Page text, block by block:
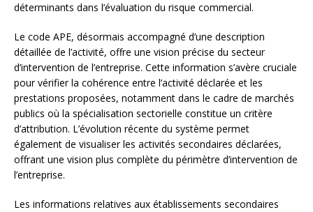
déterminants dans l’évaluation du risque commercial.
Le code APE, désormais accompagné d’une description
détaillée de l’activité, offre une vision précise du secteur
d’intervention de l’entreprise. Cette information s’avère cruciale
pour vérifier la cohérence entre l’activité déclarée et les
prestations proposées, notamment dans le cadre de marchés
publics où la spécialisation sectorielle constitue un critère
d’attribution. L’évolution récente du système permet
également de visualiser les activités secondaires déclarées,
offrant une vision plus complète du périmètre d’intervention de
l’entreprise.
Les informations relatives aux établissements secondaires